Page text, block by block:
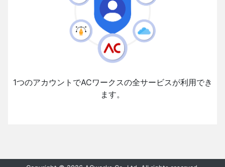
1つのアカウントでACワークスの全サービスが利用でき
ます。